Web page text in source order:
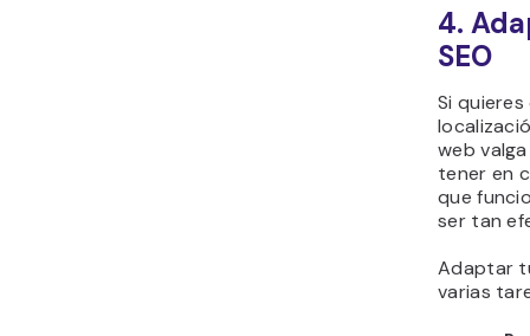
4.
SEO
Si
web
tener en
que
ser tan
Adaptar
varias